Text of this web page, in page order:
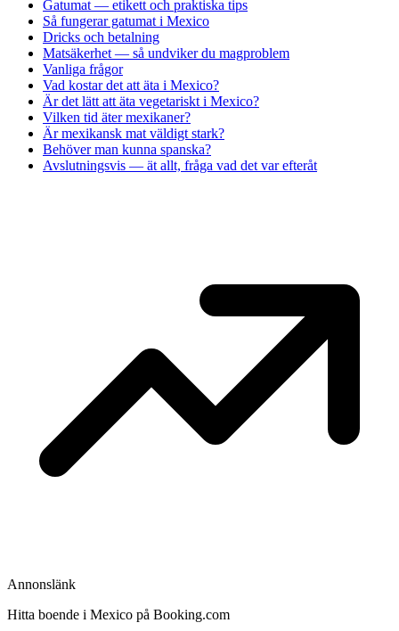
Gatumat — etikett och praktiska tips
Så fungerar gatumat i Mexico
Dricks och betalning
Matsäkerhet — så undviker du magproblem
Vanliga frågor
Vad kostar det att äta i Mexico?
Är det lätt att äta vegetariskt i Mexico?
Vilken tid äter mexikaner?
Är mexikansk mat väldigt stark?
Behöver man kunna spanska?
Avslutningsvis — ät allt, fråga vad det var efteråt
Annonslänk
Hitta boende i Mexico på Booking.com